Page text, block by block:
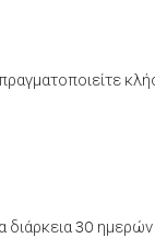
διάρκεια 30